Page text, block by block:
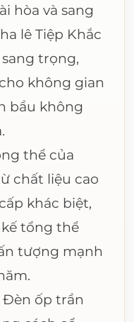
hòa và sang
lê Tiệp Khắc
trọng,
không gian
bầu không
thể của
chất liệu cao
khác biệt,
tổng thể
tượng mạnh
Đèn ốp trần